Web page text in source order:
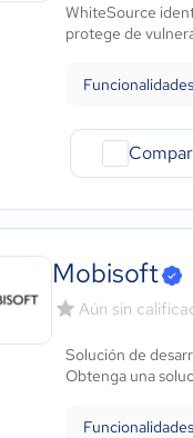
WhiteSource
protege de
Mobisoft
Aún sin
Solución de
Obtenga una